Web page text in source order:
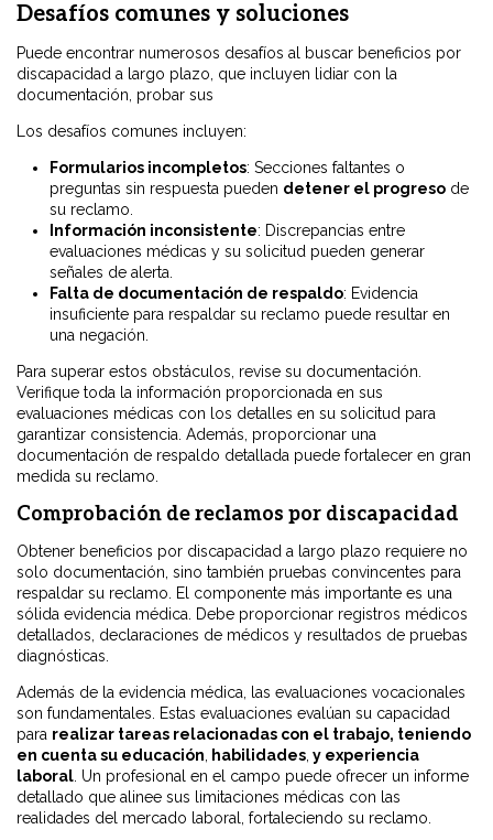
Desafíos comunes y soluciones
Puede encontrar numerosos desafíos al buscar beneficios por
discapacidad a largo plazo, que incluyen lidiar con la
documentación, probar sus
Los desafíos comunes incluyen:
Formularios incompletos: Secciones faltantes o
preguntas sin respuesta pueden detener el progreso de
su reclamo.
Información inconsistente: Discrepancias entre
evaluaciones médicas y su solicitud pueden generar
señales de alerta.
Falta de documentación de respaldo: Evidencia
insuficiente para respaldar su reclamo puede resultar en
una negación.
Para superar estos obstáculos, revise su documentación.
Verifique toda la información proporcionada en sus
evaluaciones médicas con los detalles en su solicitud para
garantizar consistencia. Además, proporcionar una
documentación de respaldo detallada puede fortalecer en gran
medida su reclamo.
Comprobación de reclamos por discapacidad
Obtener beneficios por discapacidad a largo plazo requiere no
solo documentación, sino también pruebas convincentes para
respaldar su reclamo. El componente más importante es una
sólida evidencia médica. Debe proporcionar registros médicos
detallados, declaraciones de médicos y resultados de pruebas
diagnósticas.
Además de la evidencia médica, las evaluaciones vocacionales
son fundamentales. Estas evaluaciones evalúan su capacidad
para realizar tareas relacionadas con el trabajo, teniendo
en cuenta su educación
habilidades y experiencia
laboral . Un profesional en el campo puede ofrecer un informe
detallado que alinee sus limitaciones médicas con las
realidades del mercado laboral, fortaleciendo su reclamo.